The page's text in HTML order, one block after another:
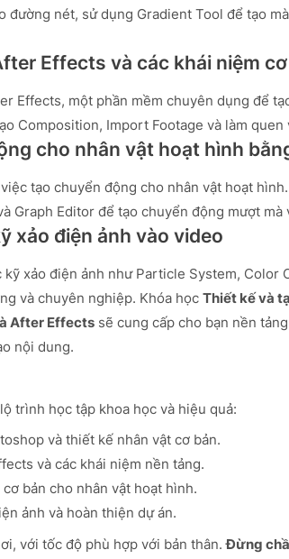
đường nét, sử dụng Gradient Tool để tạo
Effects và các khái niệm
Effects, một phần mềm chuyên dụng để
Composition, Import Footage và làm
cho nhân vật hoạt hình
tạo chuyển động cho nhân vật hoạt
Graph Editor để tạo chuyển động mượt mà
xảo điện ảnh vào video
kỹ xảo điện ảnh như Particle System, Color
và chuyên nghiệp. Khóa học Thiết kế và
After Effects sẽ cung cấp cho bạn nền
nội dung.
trình học tập khoa học và hiệu quả:
và thiết kế nhân vật cơ bản.
và các khái niệm nền tảng.
bản cho nhân vật hoạt hình.
ảnh và hoàn thiện dự án.
với tốc độ phù hợp với bản thân.Đừng